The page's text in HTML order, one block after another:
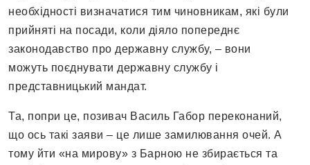
необхідності визначатися тим чиновникам, які були
прийняті на посади, коли діяло попереднє
законодавство про державну службу, – вони
можуть поєднувати державну службу і
представницький мандат.
Та, попри це, позивач Василь Габор переконаний,
що ось такі заяви – це лише замилювання очей. А
тому йти «на мирову» з Барною не збирається та